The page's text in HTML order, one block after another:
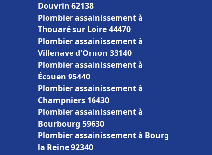
Douvrin 62138
Plombier assainissement à
Thouaré sur Loire 44470
Plombier assainissement à
Villenave d'Ornon 33140
Plombier assainissement à
Écouen 95440
Plombier assainissement à
Champniers 16430
Plombier assainissement à
Bourbourg 59630
Plombier assainissement à Bourg
la Reine 92340